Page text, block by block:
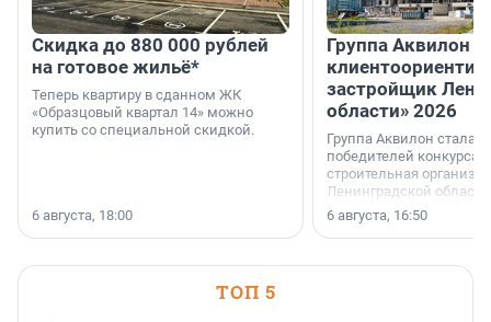
Скидка до 880 000 рублей
на готовое жильё*
Теперь квартиру в сданном ЖК
«Образцовый квартал 14» можно
купить со специальной скидкой.
6 августа, 18:00
Группа Аквилон
застройщик
области» 2026
Группа Аквилон стала
победителей конкурса
строительная
Ленинградской области
номинации «Самый
застройщик
области».
6 августа, 16:50
ТОП 5